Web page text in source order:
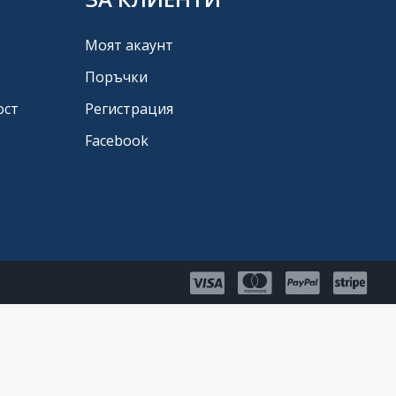
Моят акаунт
Поръчки
Регистрация
Facebook